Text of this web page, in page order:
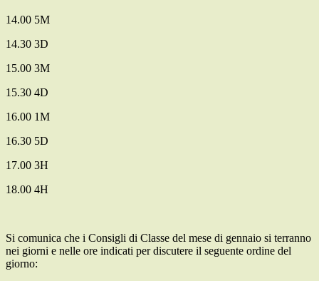
14.00 5M
14.30 3D
15.00 3M
15.30 4D
16.00 1M
16.30 5D
17.00 3H
18.00 4H
Si comunica che i Consigli di Classe del mese di gennaio si terranno
nei giorni e nelle ore indicati per discutere il seguente ordine del
giorno: